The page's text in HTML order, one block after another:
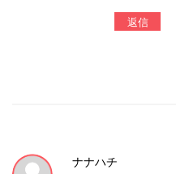
返信
ナナハチ